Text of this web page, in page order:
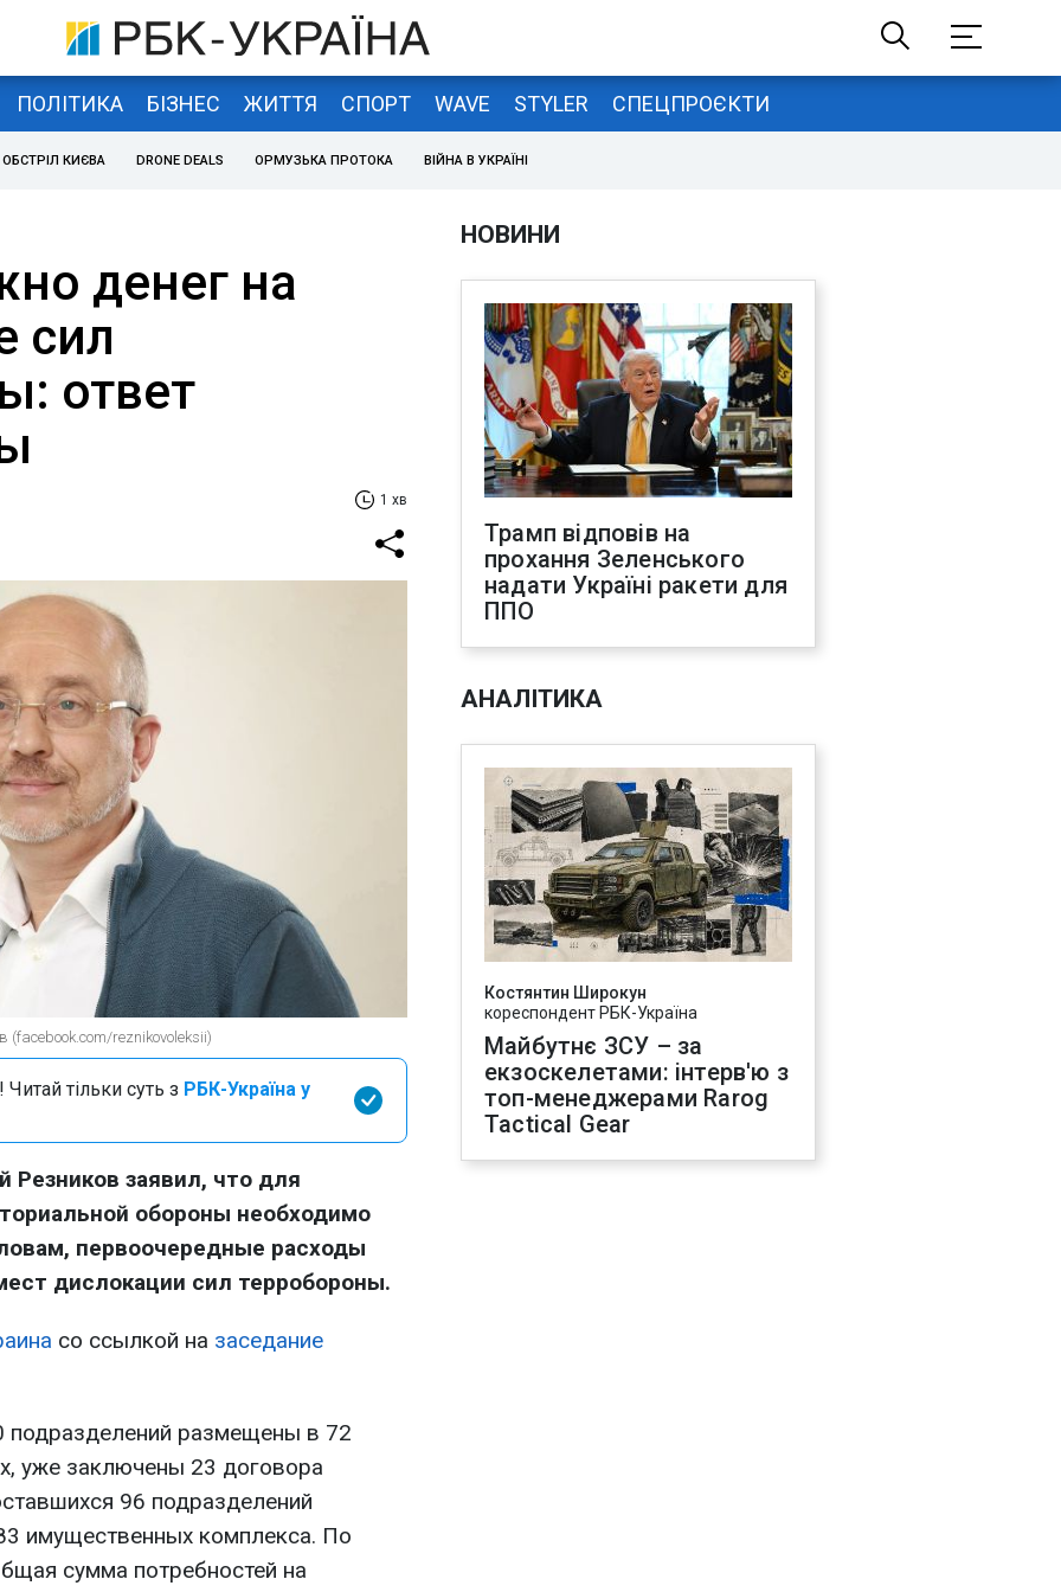
ПОЛІТИКА БІЗНЕС ЖИТТЯ СПОРТ WAVE STYLER СПЕЦПРОЄКТИ
ОБСТРІЛ КИЄВА DRONE DEALS ОРМУЗЬКА ПРОТОКА ВІЙНА В УКРАЇНІ
денег на
сил
ответ
1 хв
(facebook.com/reznikovoleksii)
тільки суть з РБК-Україна у
заявил, что для
обороны необходимо
первоочередные расходы
дислокации сил терробороны.
со ссылкой на заседание
подразделений размещены в 72
уже заключены 23 договора
96 подразделений
имущественных комплекса. По
сумма потребностей на
НОВИНИ
Трамп відповів на
прохання Зеленського
надати Україні ракети для
ППО
АНАЛІТИКА
Костянтин Широкун
кореспондент РБК-Україна
Майбутнє ЗСУ – за
екзоскелетами: інтерв'ю з
топ-менеджерами Rarog
Tactical Gear